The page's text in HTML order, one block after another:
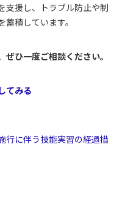
支援し、トラブル防止や制
積しています。
ひ一度ご相談ください。
てみる
行に伴う技能実習の経過措